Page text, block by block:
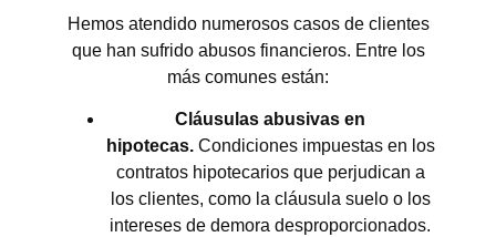
Hemos atendido numerosos casos de clientes
que han sufrido abusos financieros. Entre los
más comunes están:
Cláusulas abusivas en
hipotecas.Condiciones impuestas en los
contratos hipotecarios que perjudican a
los clientes, como la cláusula suelo o los
intereses de demora desproporcionados.